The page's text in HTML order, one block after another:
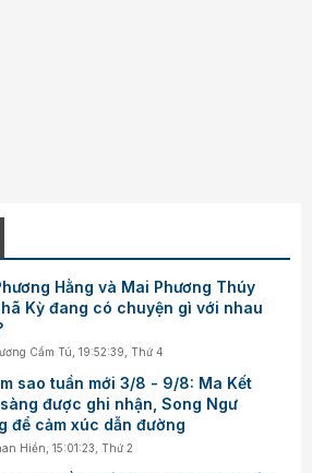
Hằng và Mai Phương Thúy
Kỳ đang có chuyện gì với nhau
Cẩm Tú ,19:52:39, Thứ 4
sao tuần mới 3/8 - 9/8: Ma Kết
được ghi nhận, Song Ngư
để cảm xúc dẫn đường
Hiền ,15:01:23, Thứ 2